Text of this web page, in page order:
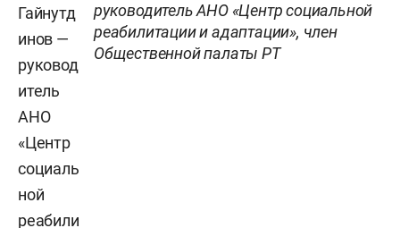
руководитель АНО «Центр социальной
реабилитации и адаптации», член
Общественной палаты РТ